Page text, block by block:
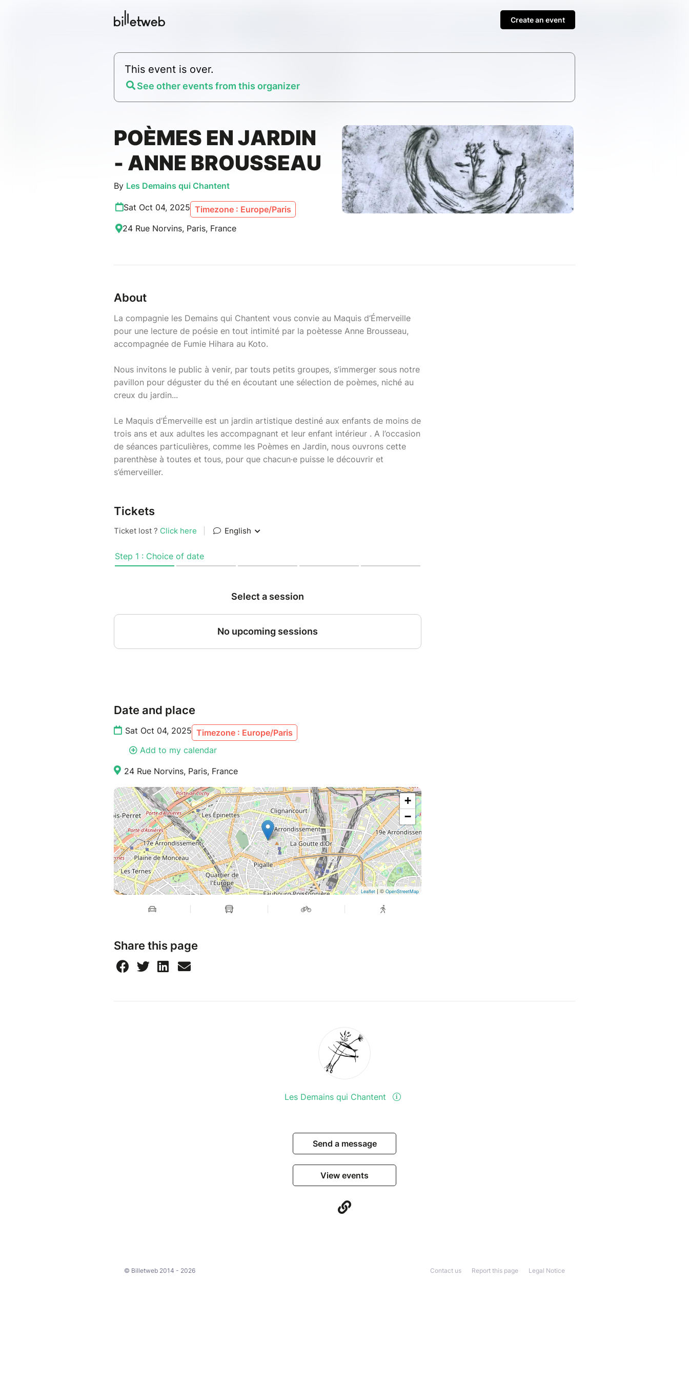
Create an event
This event is over.
See other events from this organizer
POÈMES EN JARDIN
- ANNE BROUSSEAU
By Les Demains qui Chantent
Sat Oct 04, 2025 Timezone : Europe/Paris
24 Rue Norvins, Paris, France
About
La compagnie les Demains qui Chantent vous convie au Maquis d’Émerveille
pour une lecture de poésie en tout intimité par la poètesse Anne Brousseau,
accompagnée de Fumie Hihara au Koto.
Nous invitons le public à venir, par touts petits groupes, s’immerger sous notre
pavillon pour déguster du thé en écoutant une sélection de poèmes, niché au
creux du jardin...
Le Maquis d’Émerveille est un jardin artistique destiné aux enfants de moins de
trois ans et aux adultes les accompagnant et leur enfant intérieur . A l’occasion
de séances particulières, comme les Poèmes en Jardin, nous ouvrons cette
parenthèse à toutes et tous, pour que chacun·e puisse le découvrir et
s’émerveiller.
Tickets
Date and place
Sat Oct 04, 2025 Timezone : Europe/Paris
Add to my calendar
24 Rue Norvins, Paris, France
+
−
Leaflet| ©OpenStreetMap
Share this page
Les Demains qui Chantent
Send a message
View events
© Billetweb 2014 - 2026 Legal Notice
Report this page
Contact us